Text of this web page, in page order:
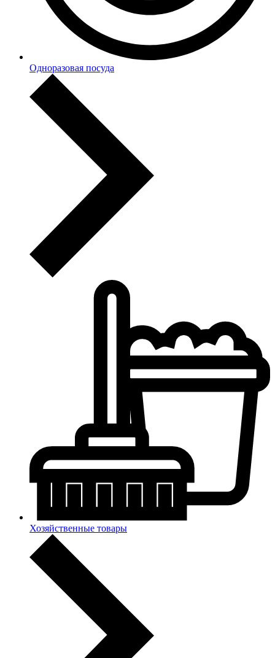
Одноразовая посуда
Хозяйственные товары